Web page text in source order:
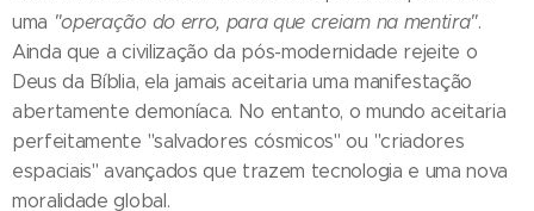
uma "operação do erro, para que creiam na mentira".
Ainda que a civilização da pós-modernidade rejeite o
Deus da Bíblia, ela jamais aceitaria uma manifestação
abertamente demoníaca. No entanto, o mundo aceitaria
perfeitamente "salvadores cósmicos" ou "criadores
espaciais" avançados que trazem tecnologia e uma nova
moralidade global.